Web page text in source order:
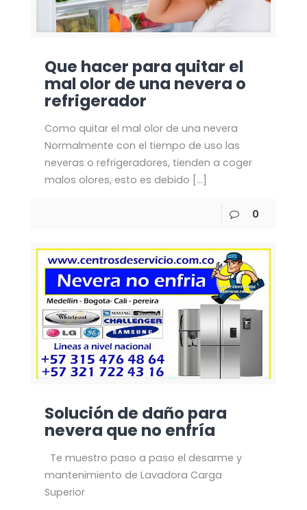
Que hacer para quitar el
mal olor de una nevera o
refrigerador
Como quitar el mal olor de una nevera
Normalmente con el tiempo de uso las
neveras o refrigeradores, tienden a coger
malos olores, esto es debido […]
0
Solución de daño para
nevera que no enfría
Te muestro paso a paso el desarme y
mantenimiento de Lavadora Carga
Superior